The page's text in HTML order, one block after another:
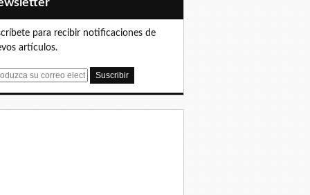
para recibir notificaciones de
artículos.